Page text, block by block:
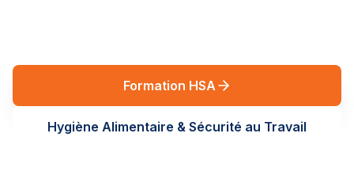
Formation HSA
Hygiène Alimentaire & Sécurité au Travail